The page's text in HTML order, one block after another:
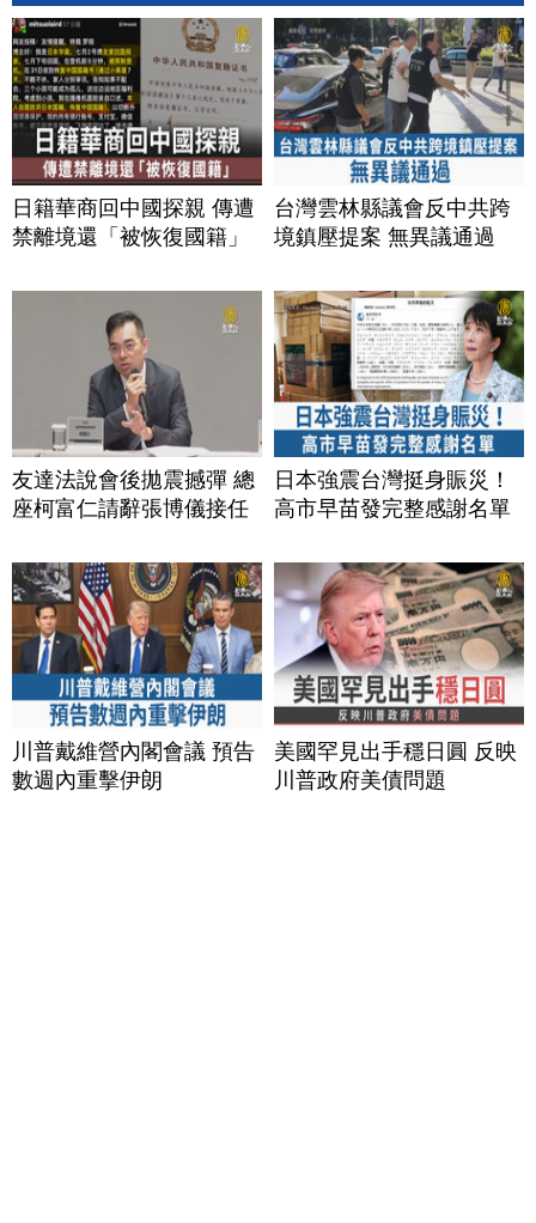
日籍華商回中國探親 傳遭
禁離境還「被恢復國籍」
台灣雲林縣議會反中共跨
境鎮壓提案 無異議通過
友達法說會後拋震撼彈 總
座柯富仁請辭張博儀接任
日本強震台灣挺身賑災！
高市早苗發完整感謝名單
川普戴維營內閣會議 預告
數週內重擊伊朗
美國罕見出手穩日圓 反映
川普政府美債問題